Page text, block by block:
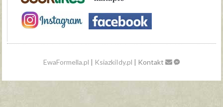
EwaFormella.pl | KsiazkiIdy.pl | Kontakt